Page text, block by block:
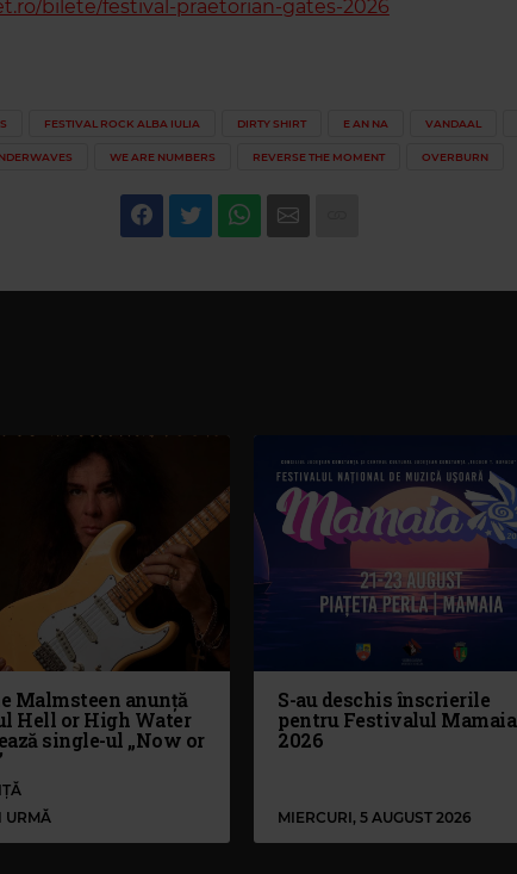
bilete/festival-praetorian-gates-2026
FESTIVAL ROCK ALBA IULIA DIRTY SHIRT E AN NA VANDAAL
WE ARE NUMBERS REVERSE THE MOMENT OVERBURN
Malmsteen anunță
Hell or High Water
single-ul „Now or
URMĂ
S-au deschis înscrierile
pentru Festivalul Mamaia
2026
MIERCURI, 5 AUGUST 2026